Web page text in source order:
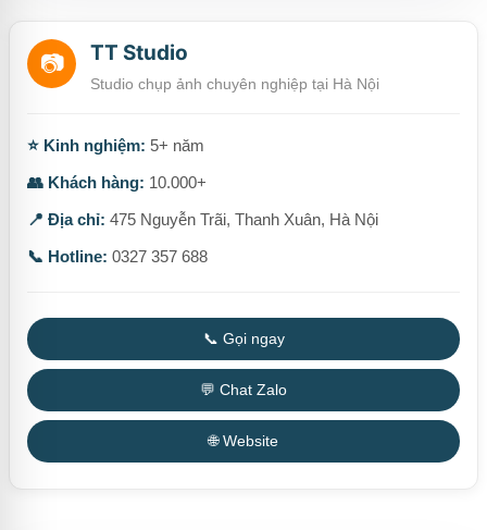
📷 TT Studio
Studio chụp ảnh chuyên nghiệp tại Hà Nội
⭐ Kinh nghiệm: 5+ năm
👥 Khách hàng: 10.000+
📍 Địa chỉ: 475 Nguyễn Trãi, Thanh Xuân, Hà Nội
📞 Hotline: 0327 357 688
📞 Gọi ngay
💬 Chat Zalo
🌐 Website